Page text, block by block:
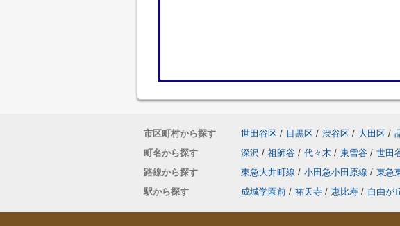
市区町村から探す 世田谷区 / 目黒区 / 渋谷区 / 大田区 /
町名から探す
深沢 / 祖師谷 / 代々木 / 東雪谷 / 世田
路線から探す
東急大井町線 / 小田急小田原線 / 東急
駅から探す
成城学園前 / 祐天寺 / 恵比寿 / 自由が